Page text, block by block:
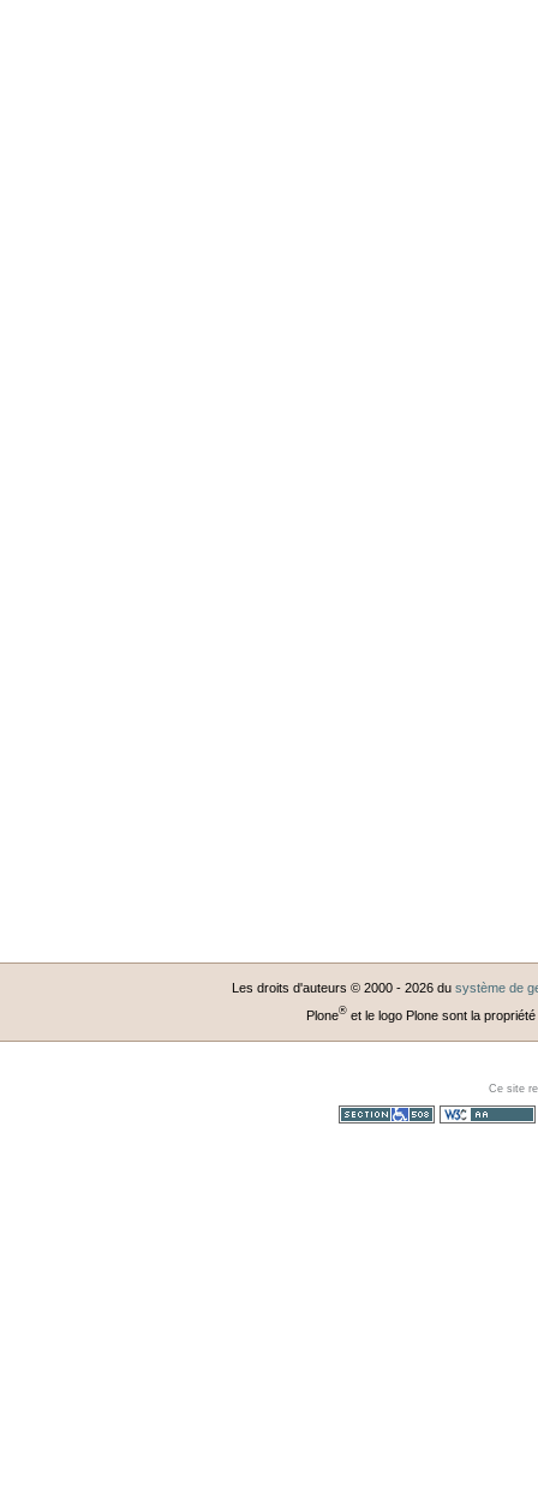
Les droits d'auteurs © 2000 - 2026 du système de
Plone®et le logo Plone sont la
Ce site